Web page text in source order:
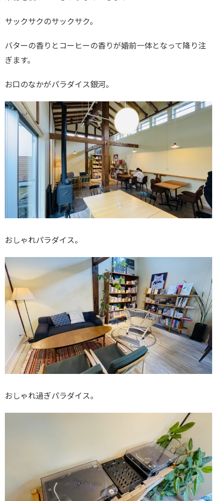
サックサクのサックサク。
バターの香りとコーヒーの香りが婚前一体となって降り注
ぎます。
お口のなかがパラダイス銀河。
おしゃれパラダイス。
おしゃれ過ぎパラダイス。